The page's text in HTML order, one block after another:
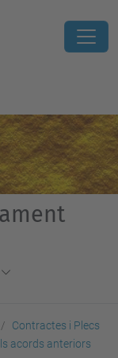
Contractes i Plecs
acords anteriors